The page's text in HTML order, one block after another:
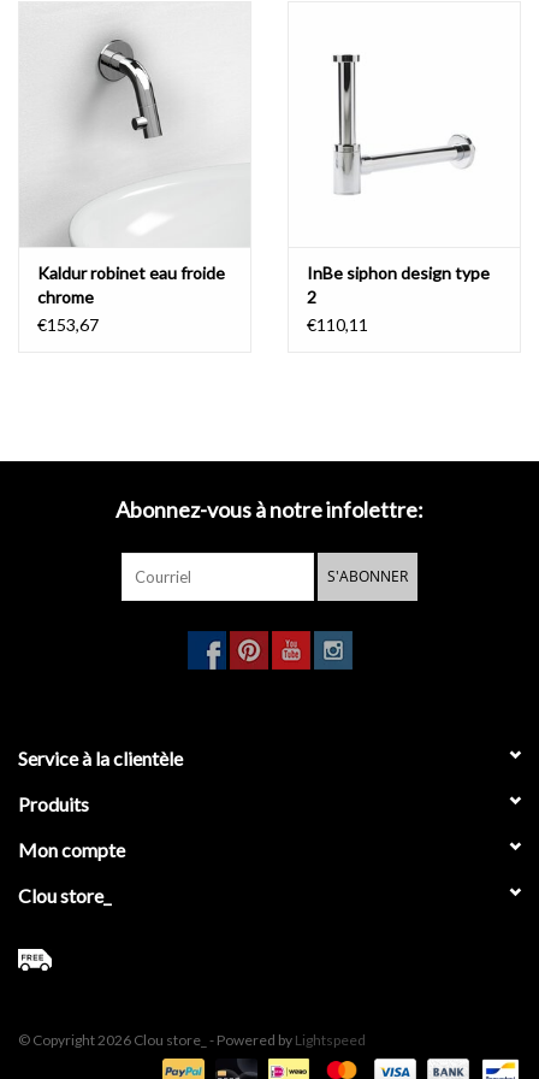
interrompu. Ce qui est également un plus pour l'hygiène, extra
facile à nettoyer et à entretenir.
Joli détail: les bassins Hammock sont dotés d'une sortie allongée
et parfaitement intégrée, qui peut être scellée avec un bouchon
en silicone (orange ou blanc).
Le bouchon ferme la perte seulement
partiellement, créant ainsi un débordement.
positionnement à l'avant du bassin, la perte est moins visible que
- télécharger lesinstructions de montage
Kaldur robinet eau froide
chrome
€153,67
InBe siphon design type
2
€110,11
Abonnez-vous à notre infolettre:
S'ABONNER
Service à la clientèle
Produits
Mon compte
Clou store_
© Copyright 2026 Clou store_ - Powered by Lightspeed